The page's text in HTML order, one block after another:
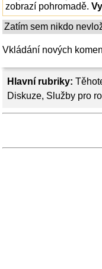
Hlavní rubriky:
Diskuze, Služby pro
zobrazí pohromadě.
Zatím sem nikdo
Vkládání nových